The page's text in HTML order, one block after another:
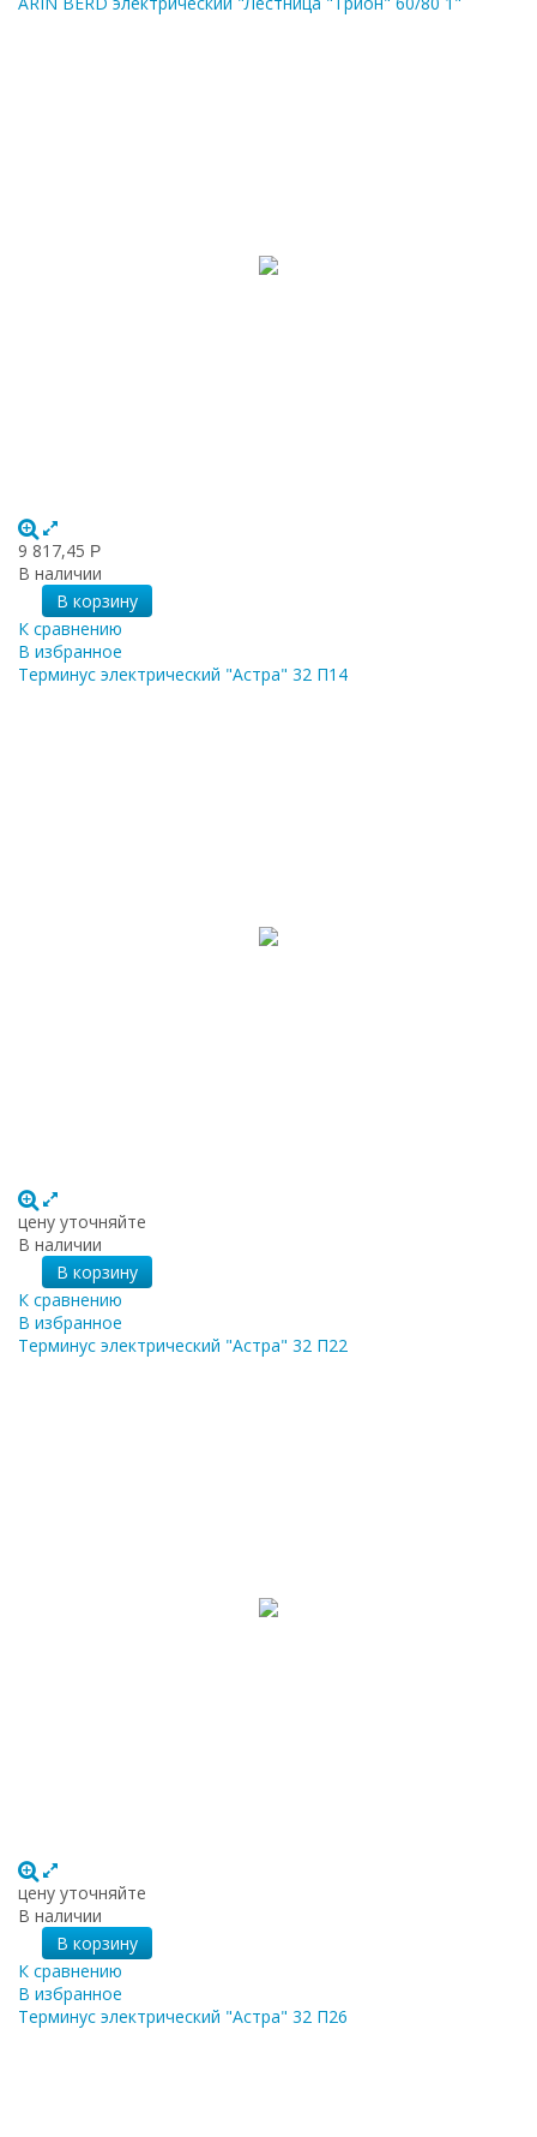
9 817,45 Р
В наличии
В корзину
К сравнению
В избранное
Терминус электрический "Астра" 32 П14
цену уточняйте
В наличии
В корзину
К сравнению
В избранное
Терминус электрический "Астра" 32 П22
цену уточняйте
В наличии
В корзину
К сравнению
В избранное
Терминус электрический "Астра" 32 П26